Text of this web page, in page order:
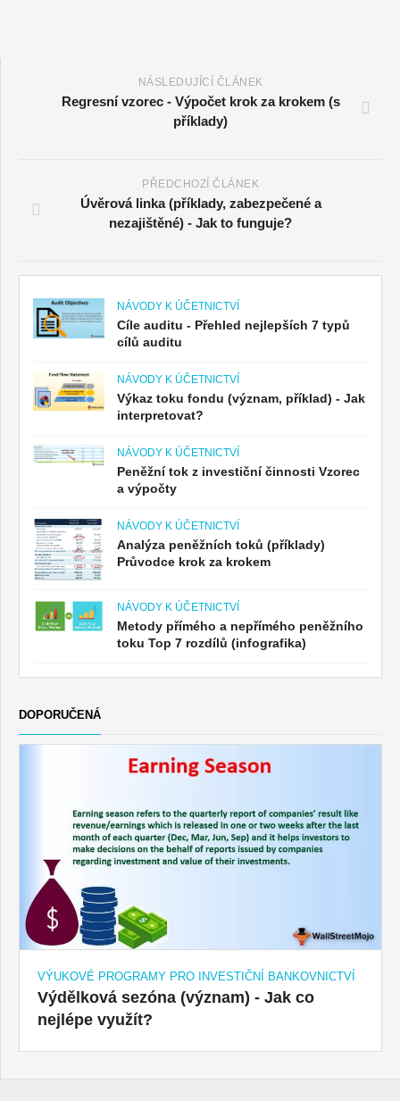
NÁSLEDUJÍCÍ ČLÁNEK
Regresní vzorec - Výpočet krok za krokem (s
příklady)
PŘEDCHOZÍ ČLÁNEK
Úvěrová linka (příklady, zabezpečené a
nezajištěné) - Jak to funguje?
NÁVODY K ÚČETNICTVÍ
Cíle auditu - Přehled nejlepších 7 typů
cílů auditu
NÁVODY K ÚČETNICTVÍ
Výkaz toku fondu (význam, příklad) - Jak
interpretovat?
NÁVODY K ÚČETNICTVÍ
Peněžní tok z investiční činnosti Vzorec
a výpočty
NÁVODY K ÚČETNICTVÍ
Analýza peněžních toků (příklady)
Průvodce krok za krokem
NÁVODY K ÚČETNICTVÍ
Metody přímého a nepřímého peněžního
toku Top 7 rozdílů (infografika)
DOPORUČENÁ
VÝUKOVÉ PROGRAMY PRO INVESTIČNÍ BANKOVNICTVÍ
Výdělková sezóna (význam) - Jak co
nejlépe využít?